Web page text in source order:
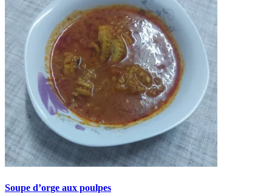
Soupe d’orge aux poulpes